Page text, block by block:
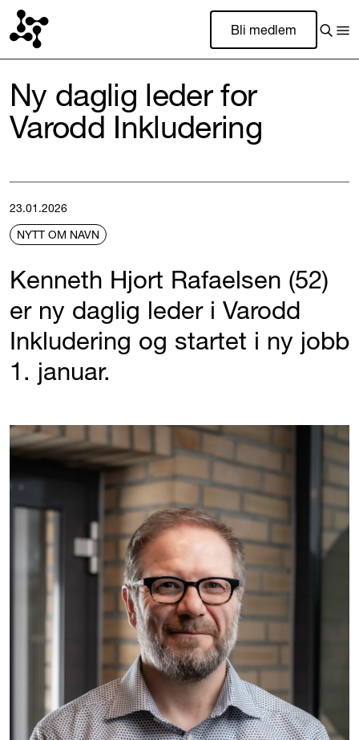
Bli medlem
Ny daglig leder for
Varodd Inkludering
23.01.2026
NYTT OM NAVN
Kenneth Hjort Rafaelsen (52)
er ny daglig leder i Varodd
Inkludering og startet i ny jobb
1. januar.